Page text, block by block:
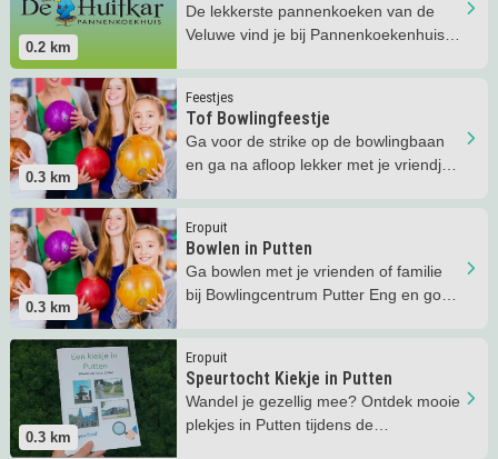
0.2 km
De lekkerste pannenkoeken van de
Veluwe vind je bij Pannenkoekenhuis
0.3 km
Feestjes
Tof Bowlingfeestje
Ga voor de strike op de bowlingbaan
en ga na afloop lekker met je vriendjes
Lees meer Tof Bowlingfeestje
0.3 km
Eropuit
Bowlen in Putten
Ga bowlen met je vrienden of familie
bij Bowlingcentrum Putter Eng en gooi
Lees meer Bowlen in Putten
0.3 km
Eropuit
Speurtocht Kiekje in Putten
Wandel je gezellig mee? Ontdek mooie
plekjes in Putten tijdens de
Lees meer Speurtocht Kiekje in Putten